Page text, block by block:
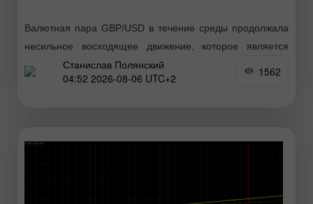
Валютная пара GBP/USD в течение среды продолжала
несильное восходящее движение, которое является
полностью закономерным. Вчера оба американских
отчета(которые, к слову, не являлись супер-важными)
Станислав Полянский
04:52 2026-08-06 UTC+2
1562